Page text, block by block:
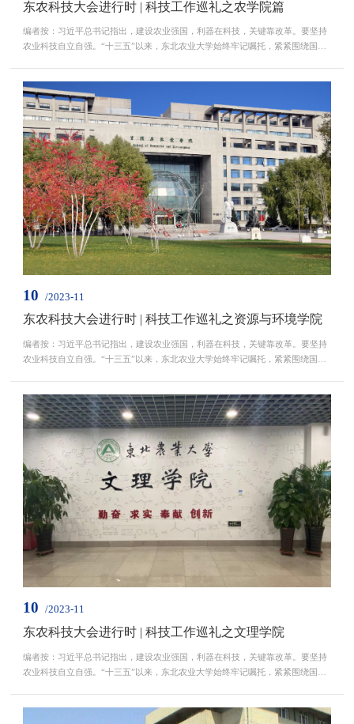
东农科技大会进行时 | 科技工作巡礼之农学院篇
编者按：习近平总书记指出，建设农业强国，利器在科技，关键靠改革。要坚持
农业科技自立自强。“十三五”以来，东北农业大学始终牢记嘱托，紧紧围绕国家
重大科研任务能力显著提升，科技创新领军人才队伍更加壮大，科研创新平台建
设成效显著，科技管理机制更加健全、创新环境更...
10 /2023-11
东农科技大会进行时 | 科技工作巡礼之资源与环境学院
编者按：习近平总书记指出，建设农业强国，利器在科技，关键靠改革。要坚持
农业科技自立自强。“十三五”以来，东北农业大学始终牢记嘱托，紧紧围绕国家
重大科研任务能力显著提升，科技创新领军人才队伍更加壮大，科研创新平台建
设成效显著，科技管理机制更加健全、创新环境更...
10 /2023-11
东农科技大会进行时 | 科技工作巡礼之文理学院
编者按：习近平总书记指出，建设农业强国，利器在科技，关键靠改革。要坚持
农业科技自立自强。“十三五”以来，东北农业大学始终牢记嘱托，紧紧围绕国家
重大科研任务能力显著提升，科技创新领军人才队伍更加壮大，科研创新平台建